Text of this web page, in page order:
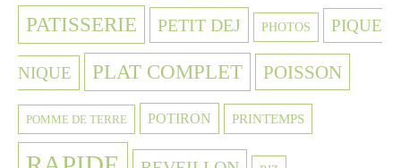
PATISSERIE PETIT DEJ PHOTOS PIQUE
NIQUE PLAT COMPLET POISSON
POMME DE TERRE POTIRON PRINTEMPS